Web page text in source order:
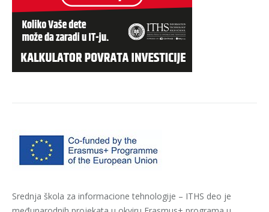
Srednja škola za informacione tehnologije – ITHS deo je